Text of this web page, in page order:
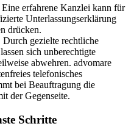
Eine erfahrene Kanzlei kann für
Unterlassungserklärung
drücken.
Durch gezielte rechtliche
sich unberechtigte
abwehren. advomare
telefonisches
bei Beauftragung die
der Gegenseite.
Schritte